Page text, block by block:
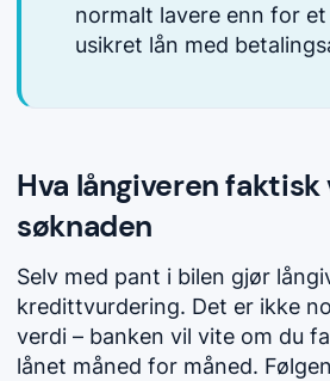
normalt lavere enn for
usikret lån med
Hva långiveren
søknaden
Selv med pant i bilen gjør
kredittvurdering. Det er ikke
verdi – banken vil vite om du
lånet måned for måned.